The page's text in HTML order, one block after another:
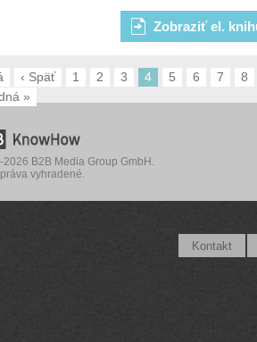
Zobraziť el.
‹ Späť 1 2 3 4 5 6 7
8
»
B2B Media Group GmbH.
vyhradené.
Kontakt